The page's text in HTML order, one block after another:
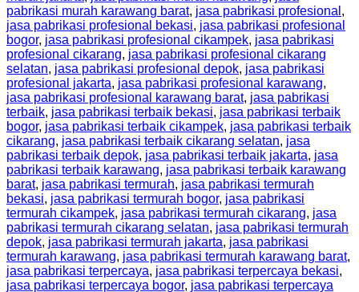
pabrikasi murah karawang barat, jasa pabrikasi profesional ,
jasa pabrikasi profesional bekasi, jasa pabrikasi profesional
bogor, jasa pabrikasi profesional cikampek, jasa pabrikasi
profesional cikarang, jasa pabrikasi profesional cikarang
selatan, jasa pabrikasi profesional depok, jasa pabrikasi
profesional jakarta, jasa pabrikasi profesional karawang,
jasa pabrikasi profesional karawang barat, jasa pabrikasi
terbaik, jasa pabrikasi terbaik bekasi, jasa pabrikasi terbaik
bogor, jasa pabrikasi terbaik cikampek, jasa pabrikasi terbaik
cikarang, jasa pabrikasi terbaik cikarang selatan, jasa
pabrikasi terbaik depok, jasa pabrikasi terbaik jakarta, jasa
pabrikasi terbaik karawang, jasa pabrikasi terbaik karawang
barat, jasa pabrikasi termurah, jasa pabrikasi termurah
bekasi, jasa pabrikasi termurah bogor, jasa pabrikasi
termurah cikampek, jasa pabrikasi termurah cikarang, jasa
pabrikasi termurah cikarang selatan, jasa pabrikasi termurah
depok, jasa pabrikasi termurah jakarta, jasa pabrikasi
termurah karawang, jasa pabrikasi termurah karawang barat,
jasa pabrikasi terpercaya, jasa pabrikasi terpercaya bekasi,
jasa pabrikasi terpercaya bogor, jasa pabrikasi terpercaya